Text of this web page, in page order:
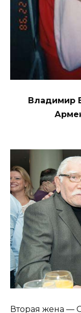
Владимир
Вторая жена —